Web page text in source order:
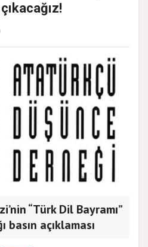
“Türk Dil Bayramı”
basın açıklaması